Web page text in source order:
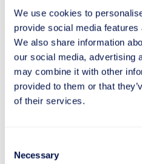
We use cookies to
provide social media
We also share information
our social media, advertising
may combine it with other
provided to them or that
of their services.
Selection
Necessary
Prawa pasażerów
opóźnienia lotu w Unii
regulowane przez
261/2004. Oto lista
Prawo do